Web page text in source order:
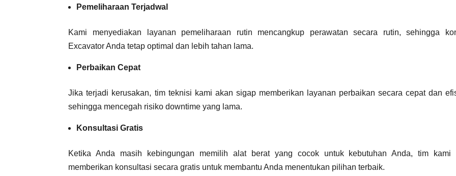
Pemeliharaan Terjadwal
Kami menyediakan layanan pemeliharaan rutin mencangkup perawatan secara rutin, sehingga
Excavator Anda tetap optimal dan lebih tahan lama.
Perbaikan Cepat
Jika terjadi kerusakan, tim teknisi kami akan sigap memberikan layanan perbaikan secara cepat dan
sehingga mencegah risiko downtime yang lama.
Konsultasi Gratis
Ketika Anda masih kebingungan memilih alat berat yang cocok untuk kebutuhan Anda, tim kami
memberikan konsultasi secara gratis untuk membantu Anda menentukan pilihan terbaik.